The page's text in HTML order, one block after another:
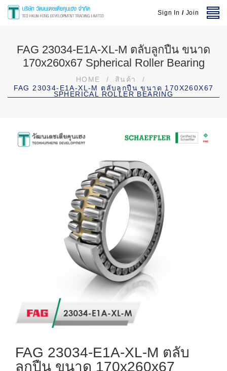
Sign In / Join
FAG 23034-E1A-XL-M ตลับลูกปืน ขนาด
170x260x67 Spherical Roller Bearing
HOME / สินค้า
/
FAG 23034-E1A-XL-M ตลับลูกปืน ขนาด 170X260X67
SPHERICAL ROLLER BEARING
FAG 23034-E1A-XL-M ตลับ
ลูกปืน ขนาด 170x260x67